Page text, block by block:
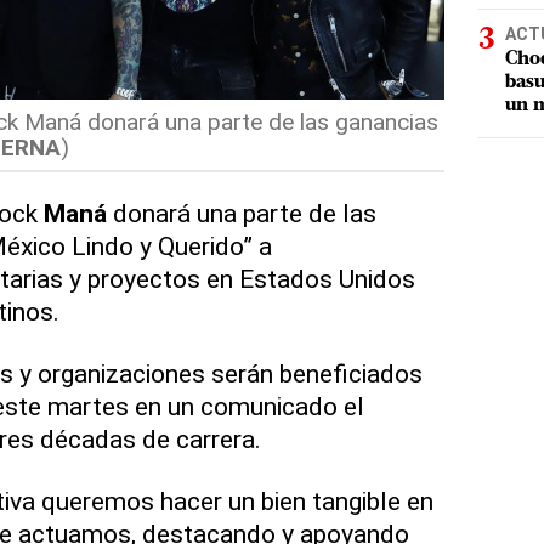
Maná donará una parte de las ganancias
)
Maná donará una parte de las
Lindo y Querido” a
y proyectos en Estados Unidos
y organizaciones serán beneficiados
martes en un comunicado el
décadas de carrera.
queremos hacer un bien tangible en
actuamos, destacando y apoyando
un